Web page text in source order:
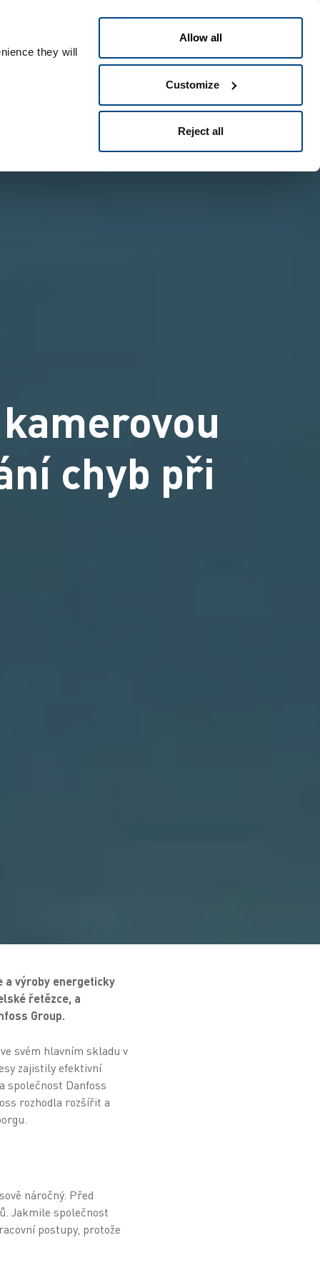
they will
Allow all
Customize
Reject all
chyb při
a výroby energeticky
řetězce, a
Group.
svém hlavním skladu v
zajistily efektivní
společnost Danfoss
rozhodla rozšířit a
náročný. Před
Jakmile společnost
postupy, protože